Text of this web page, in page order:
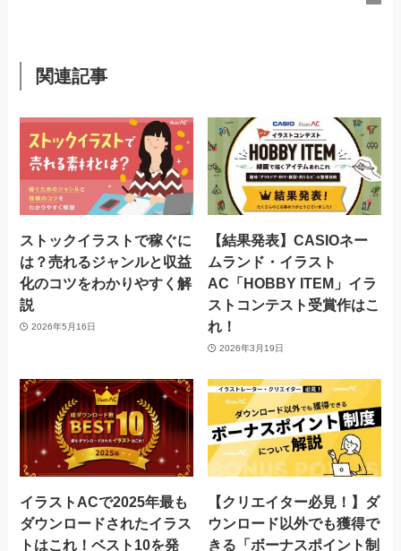
関連記事
ストックイラストで稼ぐに
は？売れるジャンルと収益
化のコツをわかりやすく解
説
2026年5月16日
【結果発表】CASIOネー
ムランド・イラスト
AC「HOBBY ITEM」イラ
ストコンテスト受賞作はこ
れ！
2026年3月19日
イラストACで2025年最も
ダウンロードされたイラス
トはこれ！ベスト10を発
【クリエイター必見！】ダ
ウンロード以外でも獲得で
きる「ボーナスポイント制